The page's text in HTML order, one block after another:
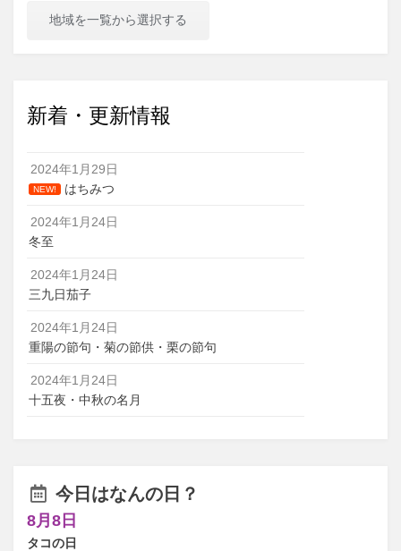
地域を一覧から選択する
新着・更新情報
2024年1月29日
NEW! はちみつ
2024年1月24日
冬至
2024年1月24日
三九日茄子
2024年1月24日
重陽の節句・菊の節供・栗の節句
2024年1月24日
十五夜・中秋の名月
今日はなんの日？
8月8日
タコの日